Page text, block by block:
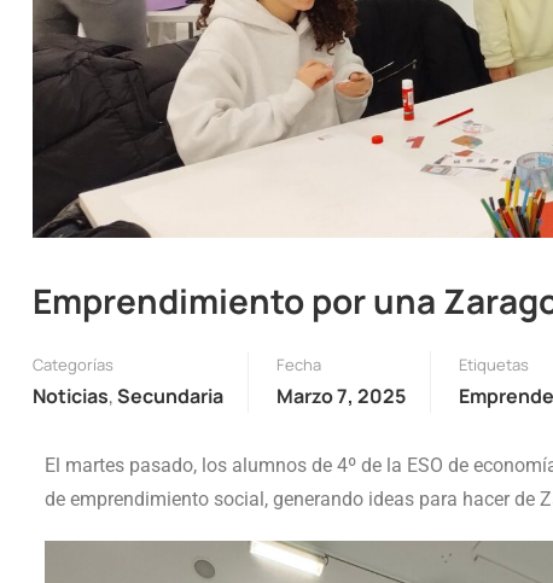
Emprendimiento por una
Categorías
Noticias,Secundaria
Fecha
Marzo 7, 2025
Etiquetas
El martes pasado, los alumnos de 4º de la ESO de
de emprendimiento social, generando ideas para hacer de